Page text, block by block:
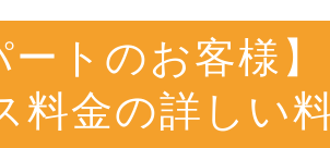
ートのお客様】
料金の詳しい